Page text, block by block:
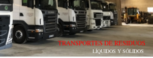
TRANSPORTES DE RESIDUOS
LÍQUIDOS Y SÓLIDOS